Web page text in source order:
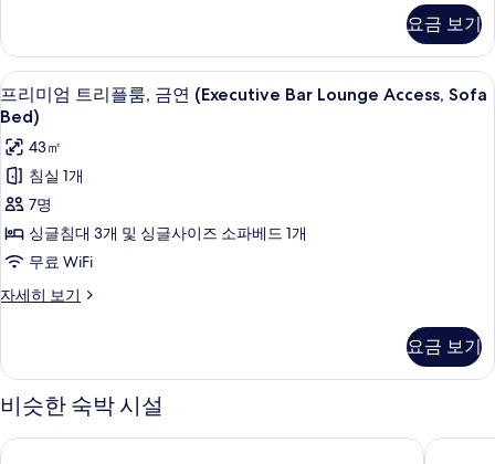
보
기
히
보
기
연
(Executive
Bar
Lounge
Access)
사
진
모
두
보
트
리
플
룸,
연
(Executive
Bar
Lounge
Access)
세
히
보
요금 보기
프
리
미
엄
트
리
플
룸,
(Executive
Bar
Lounge
Access,
10
프리미엄 트리플룸, 금연 (Executive Bar Lounge Access, Sofa
Bed)
43㎡
침실 1개
7명
싱글침대 3개 및 싱글사이즈 소파베드 1개
무료 WiFi
자세히 보기
프
트
플
금
요금 보기
비슷한 숙박 시설
호텔한큐레스파이어오사카 호텔 몬